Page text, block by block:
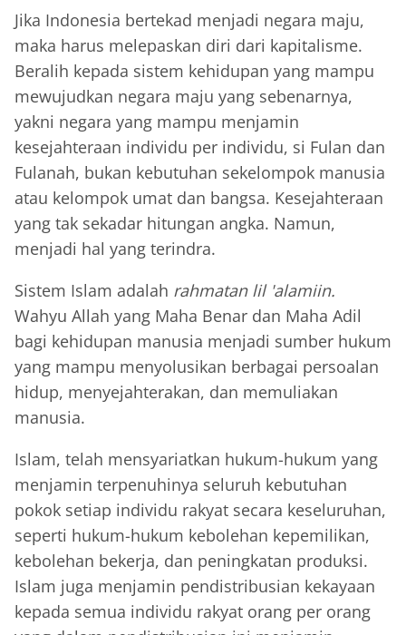
Jika Indonesia bertekad menjadi negara maju,
maka harus melepaskan diri dari kapitalisme.
Beralih kepada sistem kehidupan yang mampu
mewujudkan negara maju yang sebenarnya,
yakni negara yang mampu menjamin
kesejahteraan individu per individu, si Fulan dan
Fulanah, bukan kebutuhan sekelompok manusia
atau kelompok umat dan bangsa. Kesejahteraan
yang tak sekadar hitungan angka. Namun,
menjadi hal yang terindra.
Sistem Islam adalah rahmatan lil 'alamiin.
Wahyu Allah yang Maha Benar dan Maha Adil
bagi kehidupan manusia menjadi sumber hukum
yang mampu menyolusikan berbagai persoalan
hidup, menyejahterakan, dan memuliakan
manusia.
Islam, telah mensyariatkan hukum-hukum yang
menjamin terpenuhinya seluruh kebutuhan
pokok setiap individu rakyat secara keseluruhan,
seperti hukum-hukum kebolehan kepemilikan,
kebolehan bekerja, dan peningkatan produksi.
Islam juga menjamin pendistribusian kekayaan
kepada semua individu rakyat orang per orang